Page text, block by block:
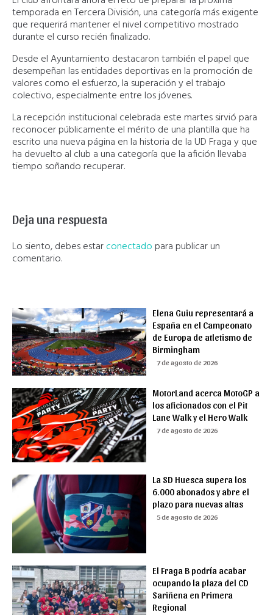
temporada en Tercera División, una categoría más exigente
que requerirá mantener el nivel competitivo mostrado
durante el curso recién finalizado.
Desde el Ayuntamiento destacaron también el papel que
desempeñan las entidades deportivas en la promoción de
valores como el esfuerzo, la superación y el trabajo
colectivo, especialmente entre los jóvenes.
La recepción institucional celebrada este martes sirvió para
reconocer públicamente el mérito de una plantilla que ha
escrito una nueva página en la historia de la UD Fraga y que
ha devuelto al club a una categoría que la afición llevaba
tiempo soñando recuperar.
Deja una respuesta
Lo siento, debes estarconectado para publicar un
comentario.
Elena Guiu representará a
España en el Campeonato
de Europa de atletismo de
Birmingham
7 de agosto de 2026
MotorLand acerca MotoGP a
los aficionados con el Pit
Lane Walk y el Hero Walk
7 de agosto de 2026
La SD Huesca supera los
6.000 abonados y abre el
plazo para nuevas altas
5 de agosto de 2026
El Fraga B podría acabar
ocupando la plaza del CD
Sariñena en Primera
Regional